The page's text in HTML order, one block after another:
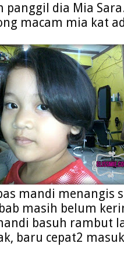
panggil dia Mia
macam mia kat
mandi menangis
masih belum
basuh rambut
baru cepat2